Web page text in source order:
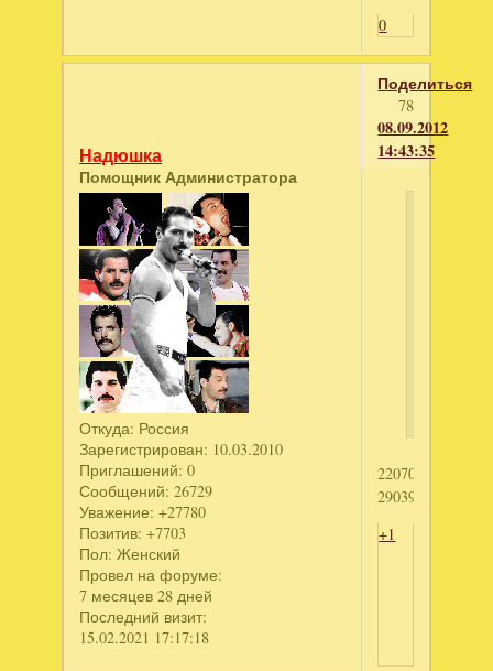
0
Поделиться
78
08.09.2012
14:43:35
Надюшка
Помощник Администратора
Откуда: Россия
Зарегистрирован: 10.03.2010
Приглашений: 0
Сообщений: 26729
Уважение: +27780
Позитив: +7703
Пол: Женский
Провел на форуме:
7 месяцев 28 дней
Последний визит:
15.02.2021 17:17:18
2207051851
2903999773
+1